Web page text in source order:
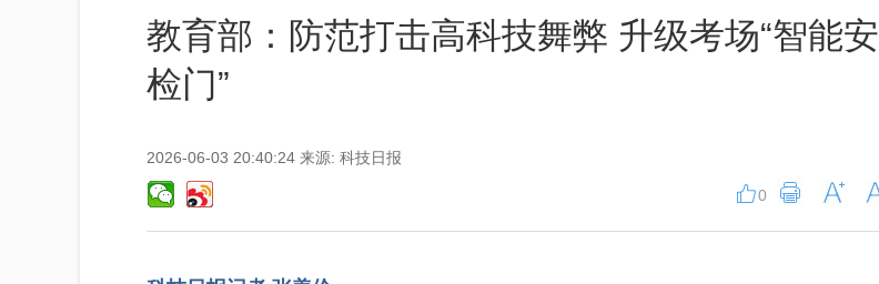
教育部：防范打击高科技舞弊 升级考场“智能安
检门”
2026-06-03 20:40:24 来源: 科技日报
0